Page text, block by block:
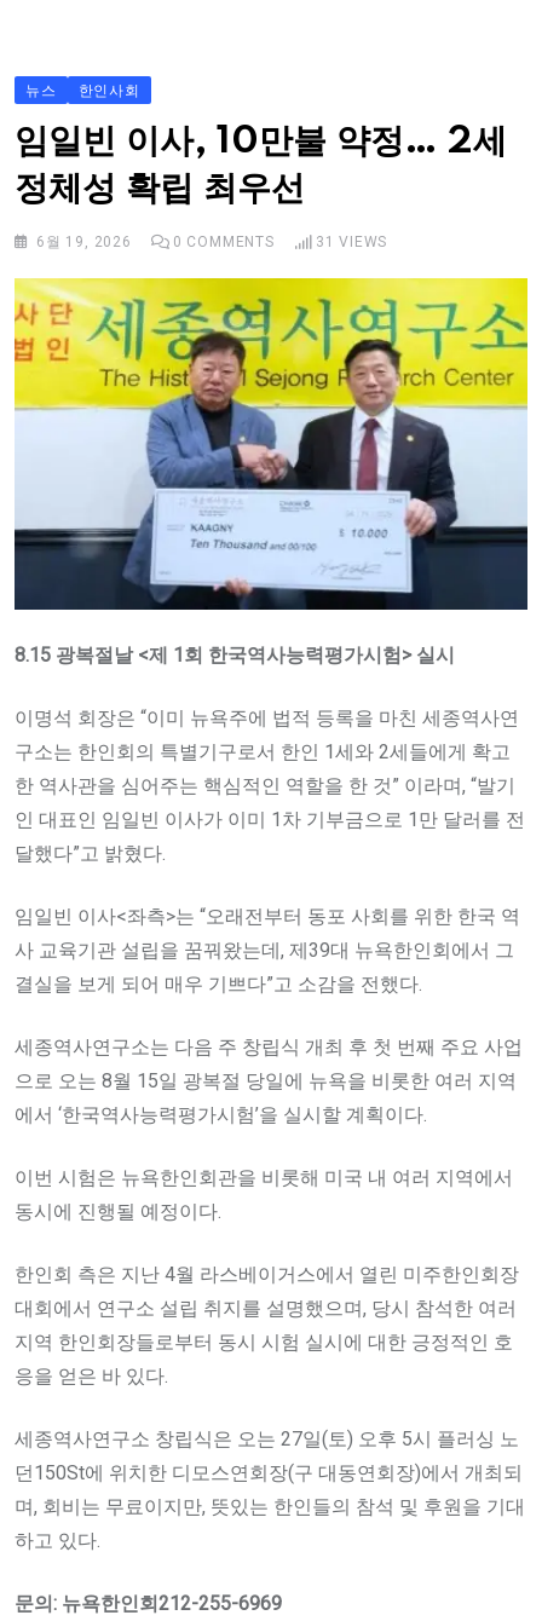
뉴스 한인사회
임일빈 이사, 10만불 약정… 2세
정체성 확립 최우선
6월 19, 2026 0 COMMENTS 31 VIEWS
8.15 광복절날 <제 1회 한국역사능력평가시험> 실시
이명석 회장은 “이미 뉴욕주에 법적 등록을 마친 세종역사연
구소는 한인회의 특별기구로서 한인 1세와 2세들에게 확고
한 역사관을 심어주는 핵심적인 역할을 한 것” 이라며, “발기
인 대표인 임일빈 이사가 이미 1차 기부금으로 1만 달러를 전
달했다”고 밝혔다.
임일빈 이사<좌측>는 “오래전부터 동포 사회를 위한 한국 역
사 교육기관 설립을 꿈꿔왔는데, 제39대 뉴욕한인회에서 그
결실을 보게 되어 매우 기쁘다”고 소감을 전했다.
세종역사연구소는 다음 주 창립식 개최 후 첫 번째 주요 사업
으로 오는 8월 15일 광복절 당일에 뉴욕을 비롯한 여러 지역
에서 ‘한국역사능력평가시험’을 실시할 계획이다.
이번 시험은 뉴욕한인회관을 비롯해 미국 내 여러 지역에서
동시에 진행될 예정이다.
한인회 측은 지난 4월 라스베이거스에서 열린 미주한인회장
대회에서 연구소 설립 취지를 설명했으며, 당시 참석한 여러
지역 한인회장들로부터 동시 시험 실시에 대한 긍정적인 호
응을 얻은 바 있다.
세종역사연구소 창립식은 오는 27일(토) 오후 5시 플러싱 노
던150St에 위치한 디모스연회장(구 대동연회장)에서 개최되
며, 회비는 무료이지만, 뜻있는 한인들의 참석 및 후원을 기대
하고 있다.
문의: 뉴욕한인회212-255-6969